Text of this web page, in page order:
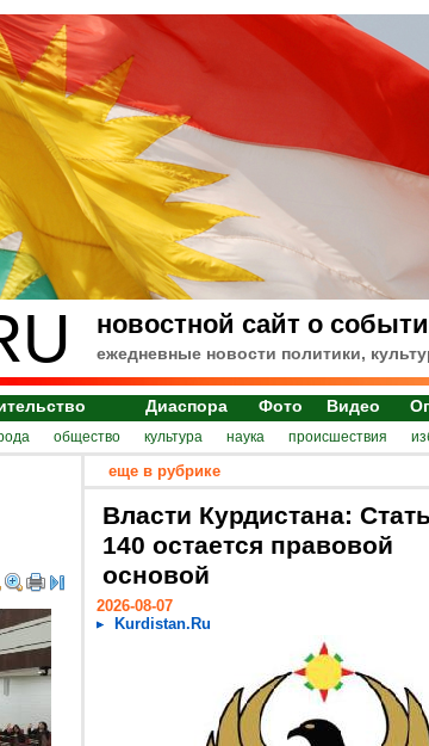
новостной сайт о
ежедневные новости политики,
Диаспора Фото Видео
общество культура наука происшествия
еще в рубрике
Власти Курдистана:
140 остается правовой
основой
2026-08-07
Kurdistan.Ru